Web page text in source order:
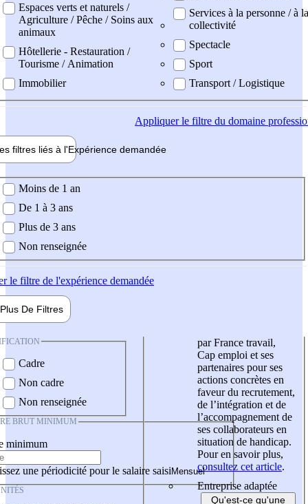
Espaces verts et naturels /
Agriculture / Pêche / Soins aux
animaux
Hôtellerie - Restauration /
Tourisme / Animation
Immobilier
Services à la personne / à la
collectivité
Spectacle
Sport
Transport / Logistique
Appliquerle filtre du domaine
filtres liés à l'Expérience demandée
demandée
Moins de 1 an
De 1 à 3 ans
Plus de 3 ans
Non renseignée
le filtre de l'expérience demandée
Plus De Filtres
Cadre
Non cadre
Non renseignée
BRUT MINIMUM
minimum
une périodicité pour le salaire saisi
par France travail,
Cap emploi et ses
partenaires pour ses
actions concrètes en
faveur du recrutement,
de l’intégration et de
l’accompagnement de
ses collaborateurs en
situation de handicap.
Pour en savoir plus,
consultez cet article.
Entreprise adaptée
Qu'est-ce qu'une